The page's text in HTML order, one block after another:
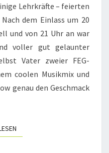
Lehrkräfte – feierten
dem Einlass um 20
und von 21 Uhr an war
voller gut gelaunter
Vater zweier FEG-
coolen Musikmix und
genau den Geschmack
WEITERLESEN